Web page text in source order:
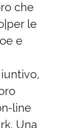
che
le
e
line
Una